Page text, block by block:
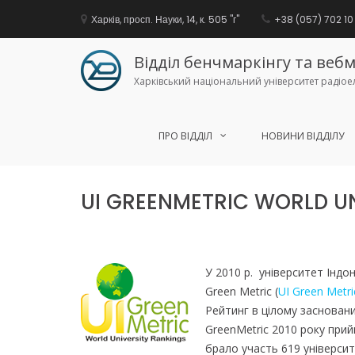
Харків, просп. Науки, 14, к. 505 "г" +38 (057) 702 10
Відділ бенчмаркінгу та
Харківський національний університет
ПРО ВІДДІЛ НОВИНИ ВІДДІЛУ
UI GREENMETRIC WORLD
У 2010 р. університет
Green Metric (UI Green
Рейтинг в цілому
GreenMetric 2010 року
брало участь 619